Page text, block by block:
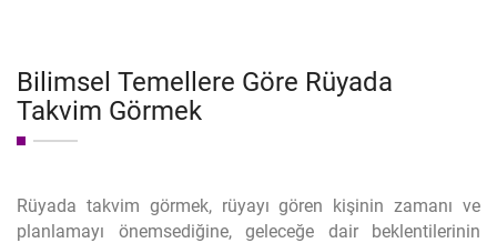
Bilimsel Temellere Göre Rüyada
Takvim Görmek
Rüyada takvim görmek, rüyayı gören kişinin zamanı ve
planlamayı önemsediğine, geleceğe dair beklentilerinin